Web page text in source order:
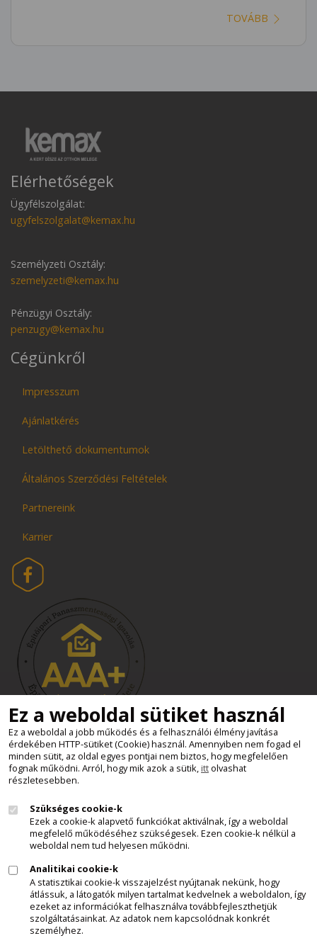
TOVÁBB
Elérhetőségek
Ügyfélszolgálat:
ugyfelszolgalat@kemax.hu
Személyzeti Osztály:
szemelyzeti@kemax.hu
Pénzügyi Osztály:
penzugy@kemax.hu
Cégünkről
Impresszum
Ajánlatkérés
Letölthető dokumentumok
Általános Szerződési Feltételek
Partnereink
Karrier
Süti beállítások
Minden jog fenntartva - Kemax Kft.
Felhívjuk látogatóink figyelmét, hogy a honlapunkon szereplő
minden tartalom, szöveges leírás, képi anyag, videó, stb., a
Kemax Kft. szellemi tulajdonát képezi és mint ilyen, az 1999. évi
illetve a törvény egyéb ide vonatkozó rendelkezései szerint,
szerzői jogvédelem alatt áll. Az említett anyagok, előzetes
engedélyünk nélkül történő bárminemű felhasználása,
másolása, terjesztése, forrásmegjelölés nélküli hivatkozása
Ez a weboldal sütiket használ
Ez a weboldal a jobb működés és a felhasználói élmény javítása
érdekében HTTP-sütiket (Cookie) használ. Amennyiben nem fogad el
minden sütit, az oldal egyes pontjai nem biztos, hogy megfelelően
fognak működni. Arról, hogy mik azok a sütik, ittolvashat
részletesebben.
Szükséges cookie-k
Ezek a cookie-k alapvető funkciókat aktiválnak, így a weboldal
megfelelő működéséhez szükségesek. Ezen cookie-k nélkül a
weboldal nem tud helyesen működni.
Analitikai cookie-k
A statisztikai cookie-k visszajelzést nyújtanak nekünk, hogy
átlássuk, a látogatók milyen tartalmat kedvelnek a weboldalon, így
ezeket az információkat felhasználva továbbfejleszthetjük
szolgáltatásainkat. Az adatok nem kapcsolódnak konkrét
személyhez.